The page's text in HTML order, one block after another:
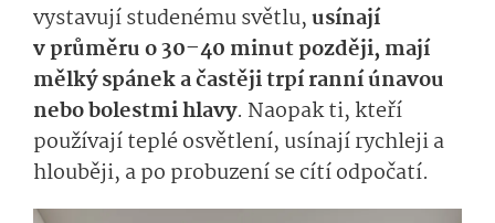
vystavují studenému světlu,usínají
v průměru o 30–40 minut později, mají
mělký spánek a častěji trpí ranní únavou
nebo bolestmi hlavy. Naopak ti, kteří
používají teplé osvětlení, usínají rychleji a
hlouběji, a po probuzení se cítí odpočatí.